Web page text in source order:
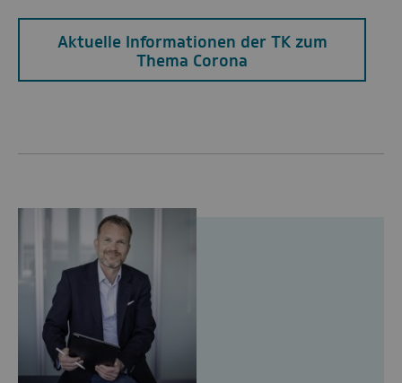
Aktuelle Informationen der TK zum
Thema Corona